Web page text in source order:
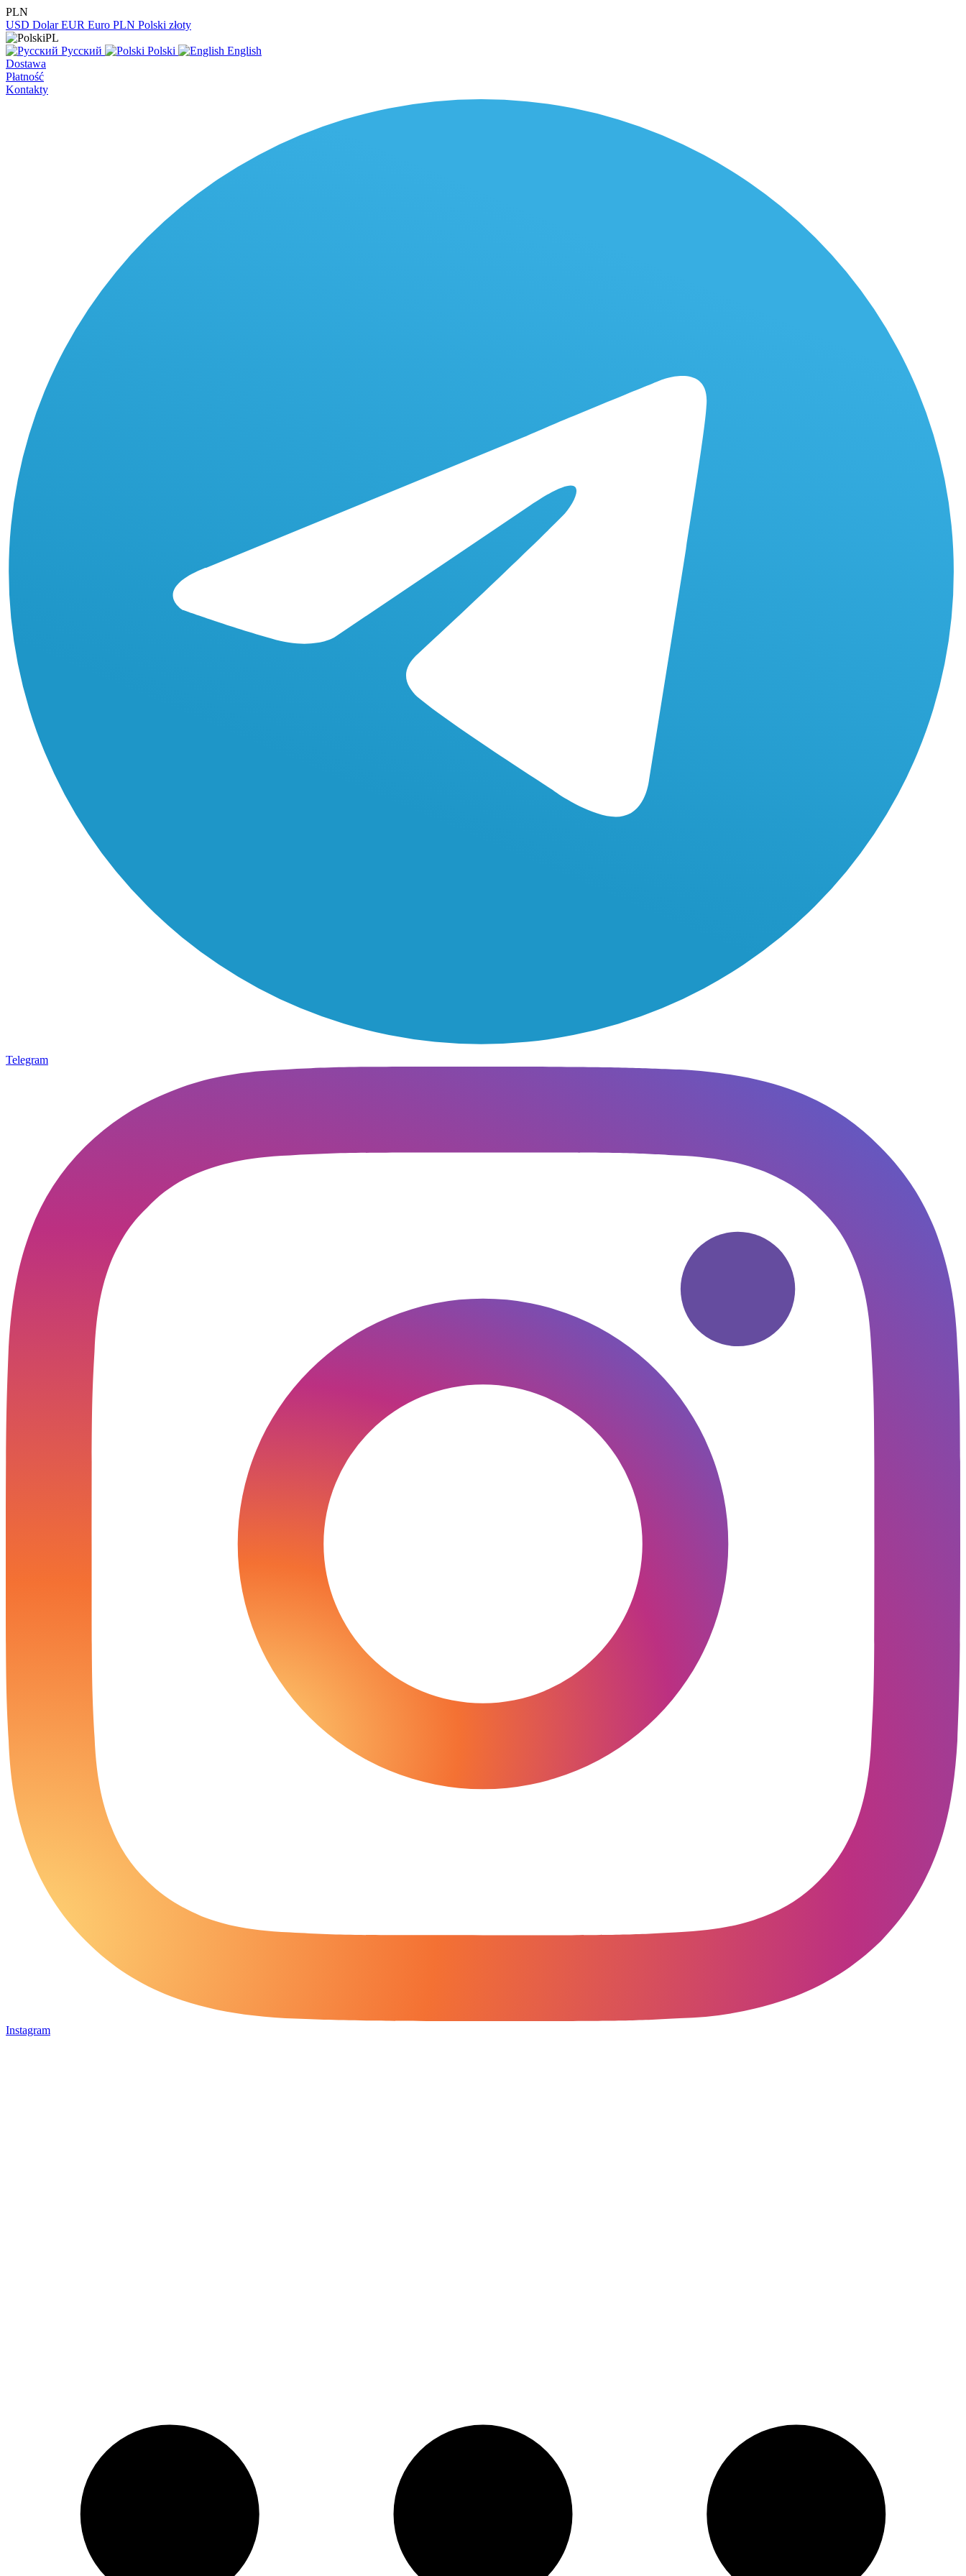
PLN
USD Dolar EUR Euro PLN Polski złoty
PL
Русский
Polski
English
Dostawa
Płatność
Kontakty
Telegram
Instagram